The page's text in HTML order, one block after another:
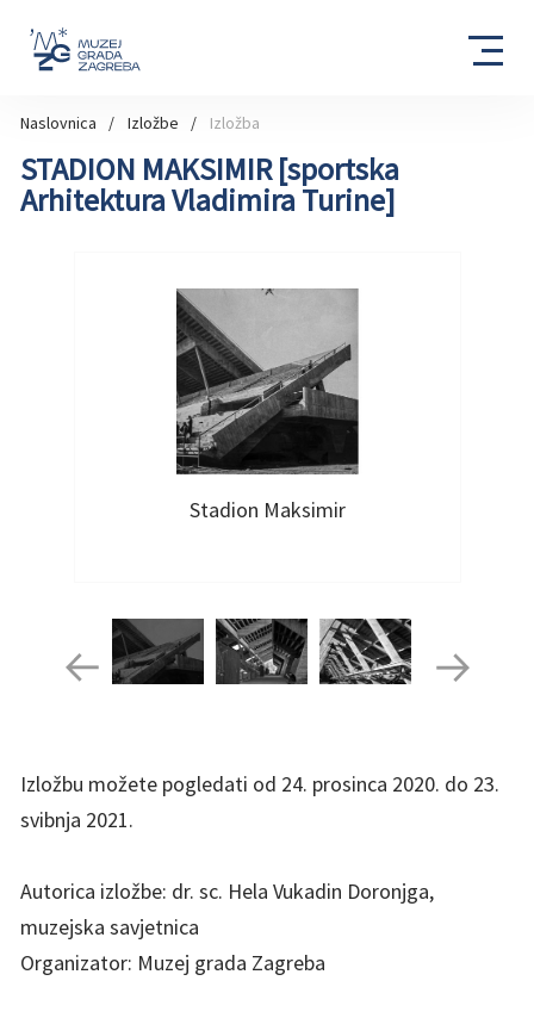
Naslovnica Izložbe Izložba
STADION MAKSIMIR [sportska
Arhitektura Vladimira Turine]
Stadion Maksimir
Izložbu možete pogledati od 24. prosinca 2020. do 23.
svibnja 2021.
Autorica izložbe: dr. sc. Hela Vukadin Doronjga,
muzejska savjetnica
Organizator: Muzej grada Zagreba